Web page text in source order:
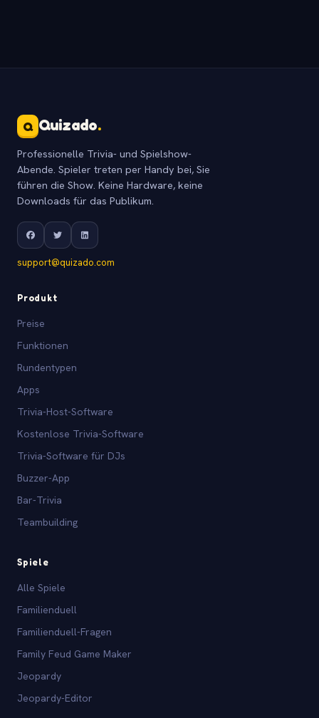
Q Quizado.
Professionelle Trivia- und Spielshow-
Abende. Spieler treten per Handy bei, Sie
führen die Show. Keine Hardware, keine
Downloads für das Publikum.
support@quizado.com
Produkt
Preise
Funktionen
Rundentypen
Apps
Trivia-Host-Software
Kostenlose Trivia-Software
Trivia-Software für DJs
Buzzer-App
Bar-Trivia
Teambuilding
Spiele
Alle Spiele
Familienduell
Familienduell-Fragen
Family Feud Game Maker
Jeopardy
Jeopardy-Editor